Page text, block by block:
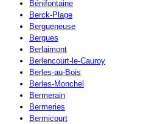
Bénifontaine
Berck-Plage
Bergueneuse
Bergues
Berlaimont
Berlencourt-le-Cauroy
Berles-au-Bois
Berles-Monchel
Bermerain
Bermeries
Bermicourt